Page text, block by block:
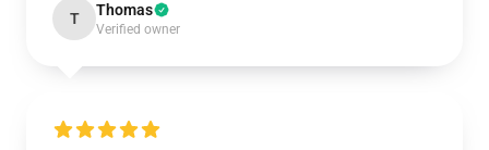
T Thomas
Verified owner